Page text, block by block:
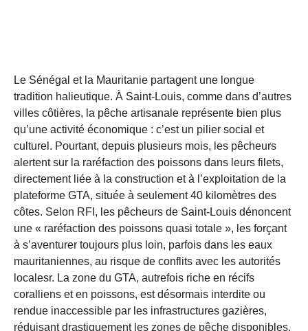
Le Sénégal et la Mauritanie partagent une longue
tradition halieutique. À Saint-Louis, comme dans d’autres
villes côtières, la pêche artisanale représente bien plus
qu’une activité économique : c’est un pilier social et
culturel. Pourtant, depuis plusieurs mois, les pêcheurs
alertent sur la raréfaction des poissons dans leurs filets,
directement liée à la construction et à l’exploitation de la
plateforme GTA, située à seulement 40 kilomètres des
côtes. Selon RFI, les pêcheurs de Saint-Louis dénoncent
une « raréfaction des poissons quasi totale », les forçant
à s’aventurer toujours plus loin, parfois dans les eaux
mauritaniennes, au risque de conflits avec les autorités
localesr. La zone du GTA, autrefois riche en récifs
coralliens et en poissons, est désormais interdite ou
rendue inaccessible par les infrastructures gazières,
réduisant drastiquement les zones de pêche disponibles.